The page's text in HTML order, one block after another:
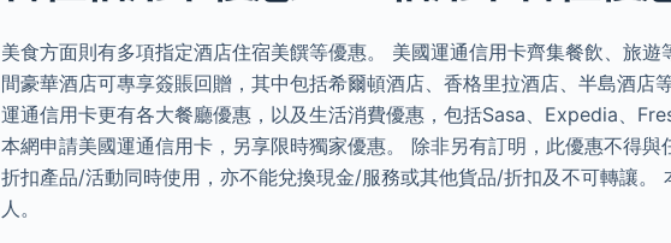
美食方面則有多項指定酒店住宿美饌等優惠。 美國運通信用卡齊集餐飲、旅遊
間豪華酒店可專享簽賬回贈，其中包括希爾頓酒店、香格里拉酒店、半島酒店
運通信用卡更有各大餐廳優惠，以及生活消費優惠，包括Sasa、Expedia、
本網申請美國運通信用卡，另享限時獨家優惠。 除非另有訂明，此優惠不得與
折扣產品/活動同時使用，亦不能兌換現金/服務或其他貨品/折扣及不可轉讓。
人。